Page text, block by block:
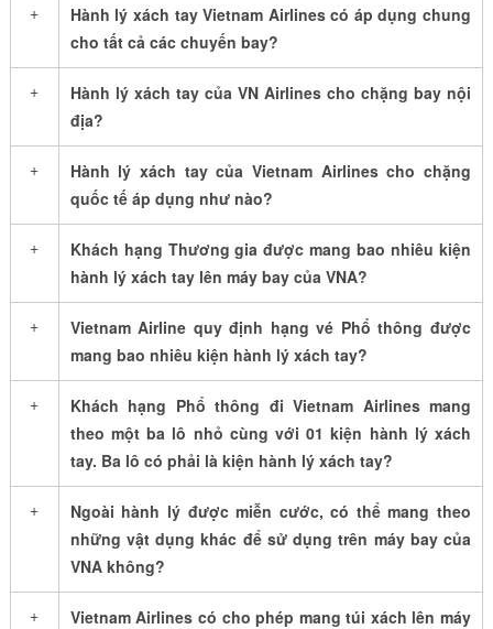
+
Hành lý xách tay Vietnam Airlines có áp dụng chung
cho tất cả các chuyến bay?
+
Hành lý xách tay của VN Airlines cho chặng bay nội
địa?
+
Hành lý xách tay của Vietnam Airlines cho chặng
quốc tế áp dụng như nào?
+
Khách hạng Thương gia được mang bao nhiêu kiện
hành lý xách tay lên máy bay của VNA?
+
Vietnam Airline quy định hạng vé Phổ thông được
mang bao nhiêu kiện hành lý xách tay?
+
Khách hạng Phổ thông đi Vietnam Airlines mang
theo một ba lô nhỏ cùng với 01 kiện hành lý xách
tay. Ba lô có phải là kiện hành lý xách tay?
+
Ngoài hành lý được miễn cước, có thể mang theo
những vật dụng khác để sử dụng trên máy bay của
VNA không?
+
Vietnam Airlines có cho phép mang túi xách lên máy